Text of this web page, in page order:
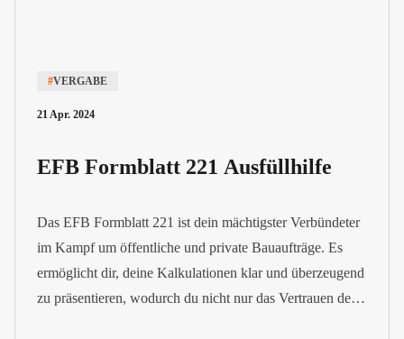
#VERGABE
21 Apr. 2024
EFB Formblatt 221 Ausfüllhilfe
Das EFB Formblatt 221 ist dein mächtigster Verbündeter
im Kampf um öffentliche und private Bauaufträge. Es
ermöglicht dir, deine Kalkulationen klar und überzeugend
zu präsentieren, wodurch du nicht nur das Vertrauen der